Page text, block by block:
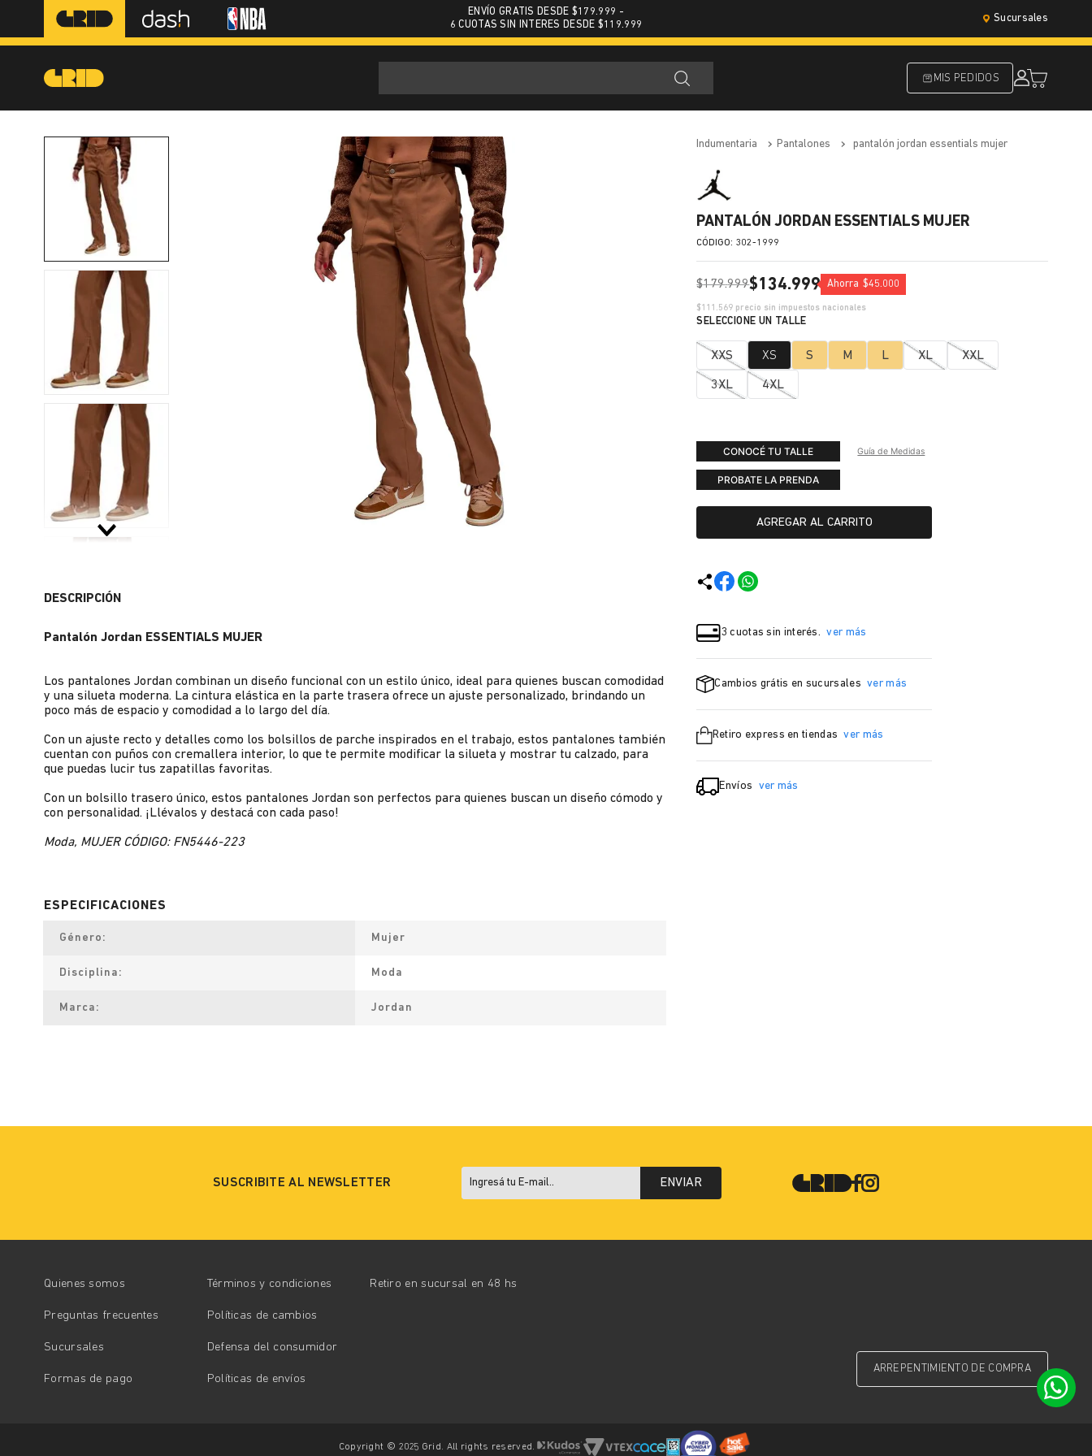
ENVÍO GRATIS DESDE $179.999 -
6 CUOTAS SIN INTERES DESDE $119.999
Sucursales
MIS PEDIDOS
DESCRIPCIÓN
Pantalón Jordan ESSENTIALS MUJER
Los pantalones Jordan combinan un diseño funcional con un estilo único, ideal para quienes buscan comodidad
y una silueta moderna. La cintura elástica en la parte trasera ofrece un ajuste personalizado, brindando un
poco más de espacio y comodidad a lo largo del día.
Con un ajuste recto y detalles como los bolsillos de parche inspirados en el trabajo, estos pantalones también
cuentan con puños con cremallera interior, lo que te permite modificar la silueta y mostrar tu calzado, para
que puedas lucir tus zapatillas favoritas.
Con un bolsillo trasero único, estos pantalones Jordan son perfectos para quienes buscan un diseño cómodo y
con personalidad. ¡Llévalos y destacá con cada paso!
Moda, MUJER CÓDIGO: FN5446-223
Género Mujer
Disciplina Moda
Marca Jordan
indumentaria pantalones pantalón jordan essentials mujer
PANTALÓN JORDAN ESSENTIALS MUJER
: 302-1999
$179.999$134.999 Ahorra $45.000
$111.569 precio sin impuestos nacionales
XXS XS S M L XL XXL
3XL 4XL
CONOCÉ TU TALLE Guía de Medidas
PROBATE LA PRENDA
AGREGAR AL CARRITO
3 cuotas sin interés. ver más
Cambios grátis en sucursales ver más
Retiro express en tiendas ver más
Envíos ver más
SUSCRIBITE AL NEWSLETTER ENVIAR
Quienes somos Términos y condiciones
Preguntas frecuentes Políticas de cambios
Sucursales Defensa del consumidor
Formas de pago Políticas de envíos
Retiro en sucursal en 48 hs
ARREPENTIMIENTO DE COMPRA
Copyright © 2025 Grid. All rights reserved.